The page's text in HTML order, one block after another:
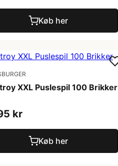
Køb her
XXL Puslespil 100 Brikker
kr
Køb her